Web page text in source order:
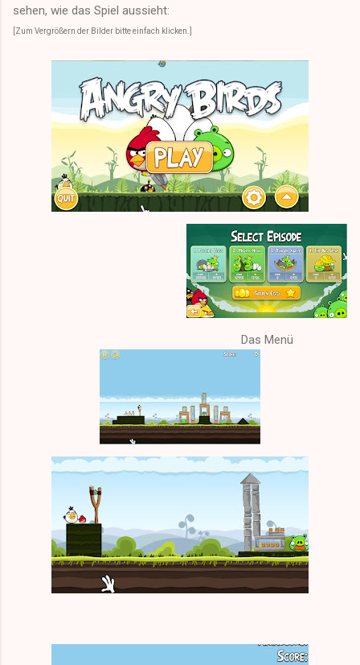
sehen, wie das Spiel aussieht:
[Zum Vergrößern der Bilder bitte einfach klicken.]
Das Menü